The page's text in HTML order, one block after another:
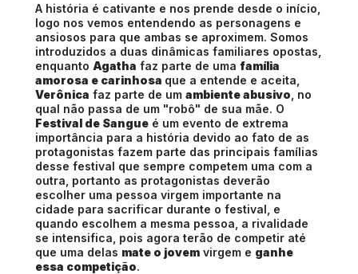
A história é cativante e nos prende desde o início,
logo nos vemos entendendo as personagens e
ansiosos para que ambas se aproximem. Somos
introduzidos a duas dinâmicas familiares opostas,
enquanto Agatha faz parte de uma família
amorosa e carinhosa que a entende e aceita,
Verônica faz parte de um ambiente abusivo , no
qual não passa de um "robô" de sua mãe. O
Festival de Sangue é um evento de extrema
importância para a história devido ao fato de as
protagonistas fazem parte das principais famílias
desse festival que sempre competem uma com a
outra, portanto as protagonistas deverão
escolher uma pessoa virgem importante na
cidade para sacrificar durante o festival, e
quando escolhem a mesma pessoa, a rivalidade
se intensifica, pois agora terão de competir até
que uma delas mate o jovem virgem e ganhe
essa competição.